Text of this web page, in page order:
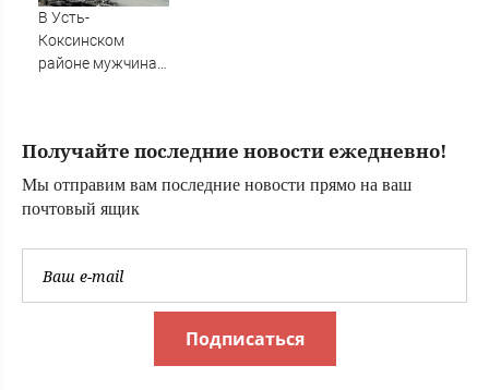
видео
В Усть-
Коксинском
районе мужчина
Получайте последние новости ежедневно!
Мы отправим вам последние новости прямо на ваш
почтовый ящик
Подписаться